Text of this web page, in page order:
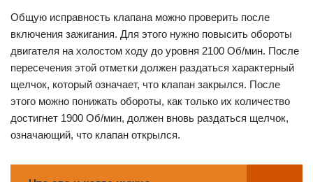
Общую исправность клапана можно проверить после
включения зажигания. Для этого нужно повысить обороты
двигателя на холостом ходу до уровня 2100 Об/мин. После
пересечения этой отметки должен раздаться характерный
щелчок, который означает, что клапан закрылся. После
этого можно понижать обороты, как только их количество
достигнет 1900 Об/мин, должен вновь раздаться щелчок,
означающий, что клапан открылся.